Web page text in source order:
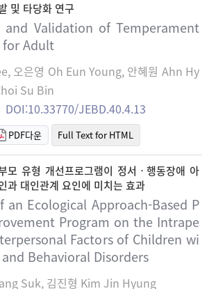
및 타당화 연구
and Validation of Temperament
for Adult
오은영 Oh Eun Young, 안혜원 Ahn Hy
Su Bin
DOI:10.33770/JEBD.40.4.13
PDF다운 Full Text for HTML
모 유형 개선프로그램이 정서ㆍ행동장애 아
과 대인관계 요인에 미치는 효과
an Ecological Approach-Based P
Program on the Intrape
Factors of Children wi
Behavioral Disorders
Suk, 김진형 Kim Jin Hyung